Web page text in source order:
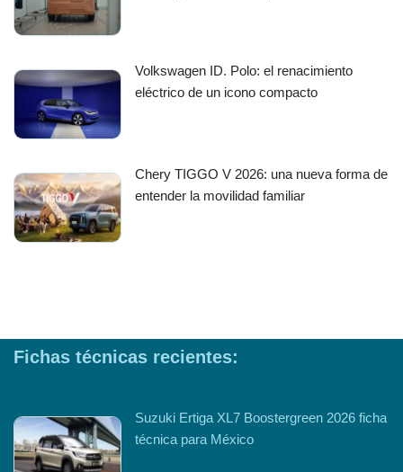
Volkswagen ID. Polo: el renacimiento
eléctrico de un icono compacto
Chery TIGGO V 2026: una nueva forma de
entender la movilidad familiar
Fichas técnicas recientes:
Suzuki Ertiga XL7 Boostergreen 2026 ficha
técnica para México